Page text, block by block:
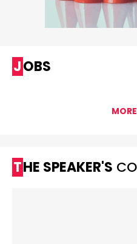
JOBS
THE SPEAKER'S